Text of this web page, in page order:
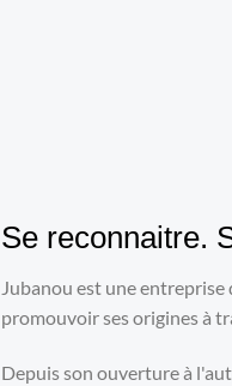
Se reconnaitre.
Jubanou est une
promouvoir ses origines à
Depuis son ouverture à